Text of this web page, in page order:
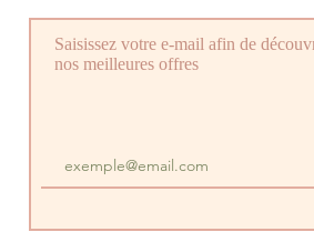
Saisissez votre e-mail afin de
nos meilleures offres